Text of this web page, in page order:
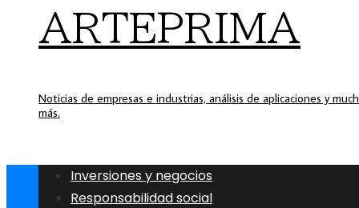
ARTEPRIMA
Noticias de empresas e industrias, análisis de aplicaciones y
más.
Inversiones y negocios
Responsabilidad social